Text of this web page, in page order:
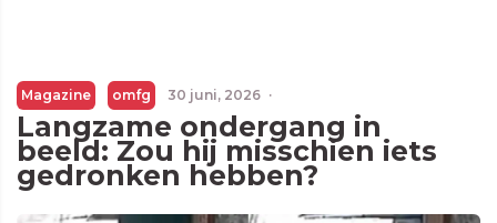
Magazine omfg 30 juni, 2026 ·
Langzame ondergang in
beeld: Zou hij misschien iets
gedronken hebben?